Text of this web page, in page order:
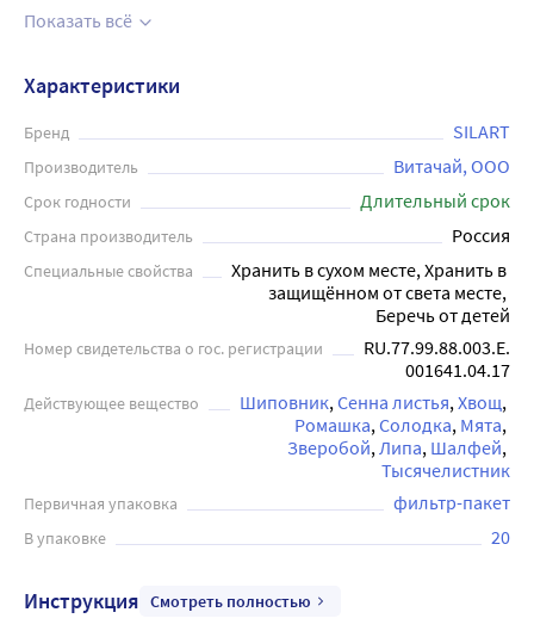
очистить организм от шлаков и токсинов. Травы,
очищения организма. Фиточай способствует выводу из
организма побочных продуктов жизнедеятельности и
токсинов, обладает слабительным,
противовоспалительным и бактерицидным действием,
расслабляет гладкую мускулатуру внутренних органов,
устраняет спазмы. Каждый пакетик содержит 1,5 грамма
растительного сырья - 20 штук фильтр-пакетов в
упаковке, для удобства заваривания. Фиточай
рекомендуется употреблять взрослым по 1 стакану 2 раза
в день во время еды. Продолжительность приема – 2-3
недели. Он подходит для людей, ведущих здоровый
Показать всё
Характеристики
Бренд SILART
Производитель Витачай, ООО
Срок годности Длительный срок
Страна производитель Россия
Специальные свойства
Хранить в сухом месте, Хранить в
защищённом от света месте,
Беречь от детей
Номер свидетельства о гос. регистрации
RU.77.99.88.003.Е.
001641.04.17
Действующее вещество Шиповник Сенна листья Хвощ
Ромашка Солодка Мята
Зверобой Липа Шалфей
Тысячелистник
Первичная упаковка фильтр-пакет
В упаковке 20
Инструкция Смотреть полностью